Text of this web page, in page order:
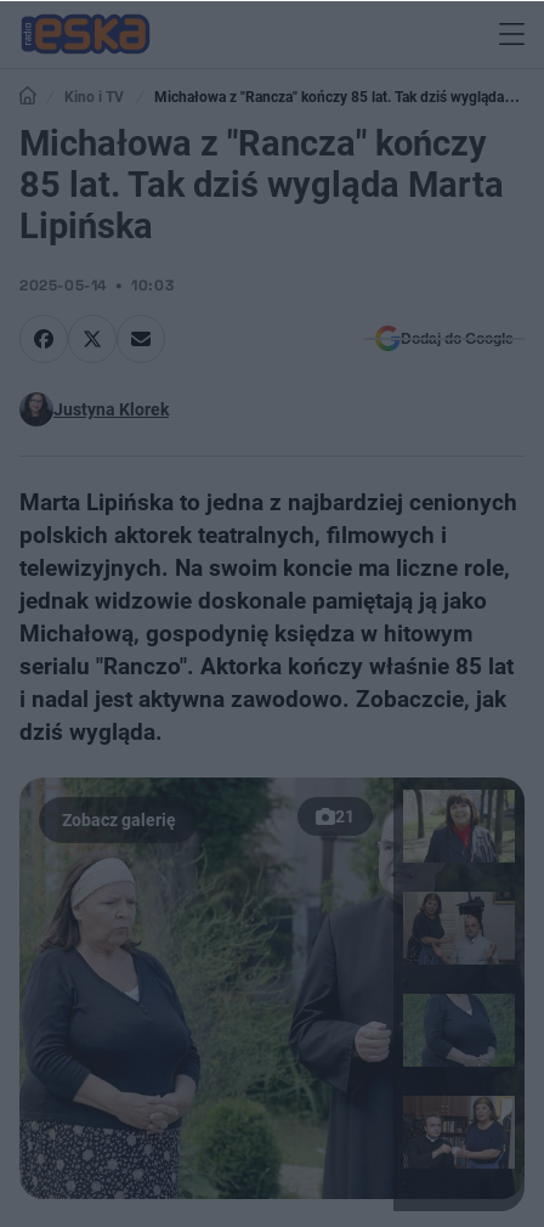
Kino i TV
Michałowa z "Rancza" kończy 85 lat. Tak dziś wygląda
Marta Lipińska
Michałowa z "Rancza" kończy
85 lat. Tak dziś wygląda Marta
Lipińska
2025-05-14 10:03
Dodaj do Google
Justyna Klorek
Marta Lipińska to jedna z najbardziej cenionych
polskich aktorek teatralnych, filmowych i
telewizyjnych. Na swoim koncie ma liczne role,
jednak widzowie doskonale pamiętają ją jako
Michałową, gospodynię księdza w hitowym
serialu "Ranczo". Aktorka kończy właśnie 85 lat
i nadal jest aktywna zawodowo. Zobaczcie, jak
dziś wygląda.
21